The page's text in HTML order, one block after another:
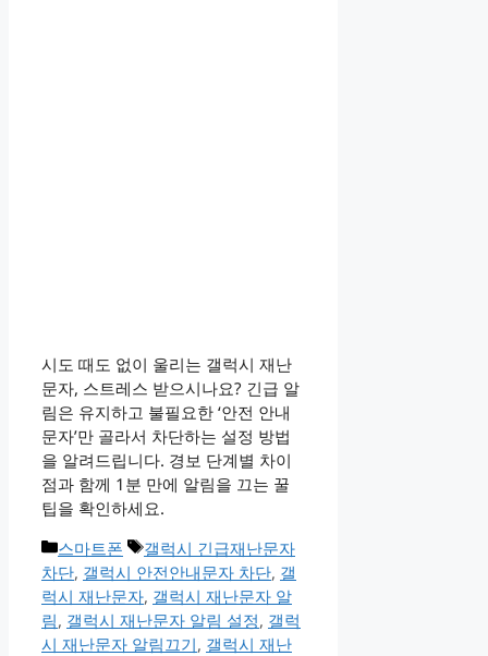
시도 때도 없이 울리는 갤럭시 재난
문자, 스트레스 받으시나요? 긴급 알
림은 유지하고 불필요한 ‘안전 안내
문자’만 골라서 차단하는 설정 방법
을 알려드립니다. 경보 단계별 차이
점과 함께 1분 만에 알림을 끄는 꿀
팁을 확인하세요.
카
테
고
리
스마트폰
태
그
갤럭시 긴급재난문자
차단, 갤럭시 안전안내문자 차단, 갤
럭시 재난문자, 갤럭시 재난문자 알
림, 갤럭시 재난문자 알림 설정, 갤럭
시 재난문자 알림끄기, 갤럭시 재난